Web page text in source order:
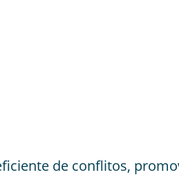
de conflitos,